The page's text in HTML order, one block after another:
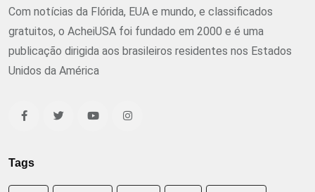
Com notícias da Flórida, EUA e mundo, e classificados
gratuitos, o AcheiUSA foi fundado em 2000 e é uma
publicação dirigida aos brasileiros residentes nos Estados
Unidos da América
Tags